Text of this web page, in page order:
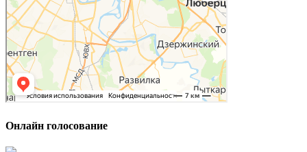
Онлайн голосование